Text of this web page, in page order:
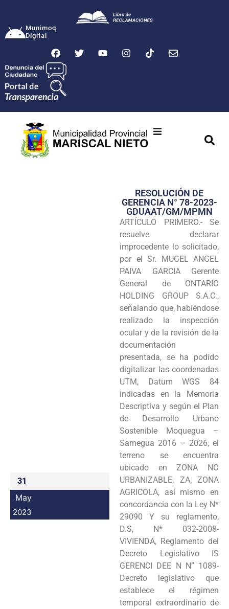
Munimoq
Digital
Transparencia
Seguridad
Programas
Intranet
31
May
2023
RESOLUCIÓN DE
GERENCIA N° 78-2023-
GDUAAT/GM/MPMN
ARTÍCULO PRIMERO.- Se
resuelve declarar
improcedente lo solicitado,
por el Sr. MUGEL ANGEL
PAIVA GARCIA Gerente
General de ONTARIO
HOLDING GROUP S.A.C.,
señalando que, habiéndose
realizado la inspección
ocular y de la revisión de la
documentación
presentada, se ha podido
digitalizar las coordenadas
UTM, Datum WGS 84
indicadas en la Memoria
Descriptiva y según el Plan
de Desarrollo Urbano
Sostenible Moquegua –
Samegua 2016 – 2026, el
terreno se encuentra
ubicado en ZONA NO
URBANIZABLE, ZA, ZONA
AGRICOLA, así mismo en
concordancia con la Ley N*
29090 Y su reglamento,
D.S, N* 032-2008-
VIVIENDA, Reglamento del
Decreto Legislativo IS
GERENCI DEE N N” 1089-
Decreto legislativo que
establece el régimen
temporal extraordinario de